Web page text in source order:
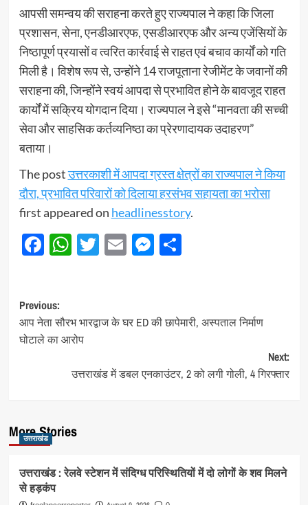
आपसी समन्वय की सराहना करते हुए राज्यपाल ने कहा कि जिला
प्रशासन, सेना, एनडीआरएफ, एसडीआरएफ और अन्य एजेंसियों के
निष्ठापूर्ण प्रयासों व त्वरित कार्रवाई से राहत एवं बचाव कार्यों को गति
मिली है। विशेष रूप से, उन्होंने 14 राजपूताना रेजीमेंट के जवानों की
सराहना की, जिन्होंने स्वयं आपदा से प्रभावित होने के बावजूद राहत
कार्यों में सक्रिय योगदान दिया। राज्यपाल ने इसे “मानवता की सच्ची
सेवा और साहसिक कर्तव्यनिष्ठा का प्रेरणादायक उदाहरण”
बताया।
The postउत्तरकाशी में आपदा ग्रस्त क्षेत्रों का राज्यपाल ने किया
दौरा, प्रभावित परिवारों को दिलाया हरसंभव सहायता का भरोसा
first appeared on headlinesstory.
Facebook
WhatsApp
Twitter
EmailMessenger
Share
Post
navigation
Previous:
आप नेता सौरभ भारद्वाज के घर ED की छापेमारी, अस्पताल निर्माण
घोटाले का आरोप
Next:
उत्तराखंड में डबल एनकाउंटर, 2 को लगी गोली, 4 गिरफ्तार
More Stories
उत्तराखंड
उत्तराखंड : रेलवे स्टेशन में संदिग्ध परिस्थितियों में दो लोगों के शव मिलने
से हड़कंप